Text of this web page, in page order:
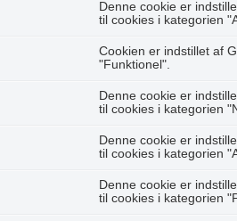
Denne cookie er
til cookies i kategorien
Cookien er indstillet af
"Funktionel".
Denne cookie er
til cookies i kategorien
Denne cookie er
til cookies i kategorien
Denne cookie er
til cookies i kategorien